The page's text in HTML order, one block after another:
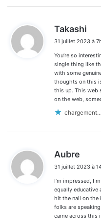
Takashi
t
:
31 juillet 2023 à
You’re so
single thing like
with some
thoughts on this
this up. This web
on the web,
chargement…
Aubre
t
:
31 juillet 2023 à
I’m impressed, I
equally educative
hit the nail on the
folks are
came across this